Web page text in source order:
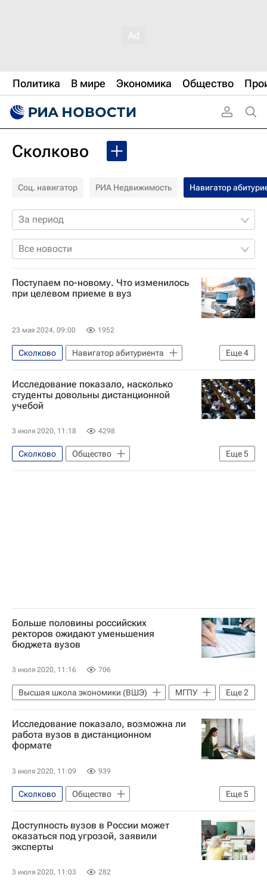
Политика В мире Экономика Общество
Сколково
Соц. навигатор РИА Недвижимость Навигатор
За период
Все новости
Поступаем по-новому. Что изменилось
при целевом приеме в вуз
23 мая 2024, 09:00 1952
Еще4
Сколково
Навигатор абитуриента
Общество
Владивосток
Приемная кампания в вузы
Исследование показало, насколько
студенты довольны дистанционной
учебой
3 июля 2020, 11:18 4298
Еще5
Сколково
Общество
Образование - Общество
Больше половины российских
ректоров ожидают уменьшения
бюджета вузов
3 июля 2020, 11:16 706
Еще2
Высшая школа экономики (ВШЭ)
МГПУ
Навигатор абитуриента
Цифры, которые говорят
Исследование показало, возможна ли
работа вузов в дистанционном
формате
3 июля 2020, 11:09 939
Еще5
Сколково
Общество
Образование - Общество
Высшая школа экономики (ВШЭ)
Навигатор абитуриента
Доступность вузов в России может
оказаться под угрозой, заявили
эксперты
3 июля 2020, 11:03 282